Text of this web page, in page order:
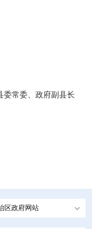
委常委、政府副县长
区政府网站